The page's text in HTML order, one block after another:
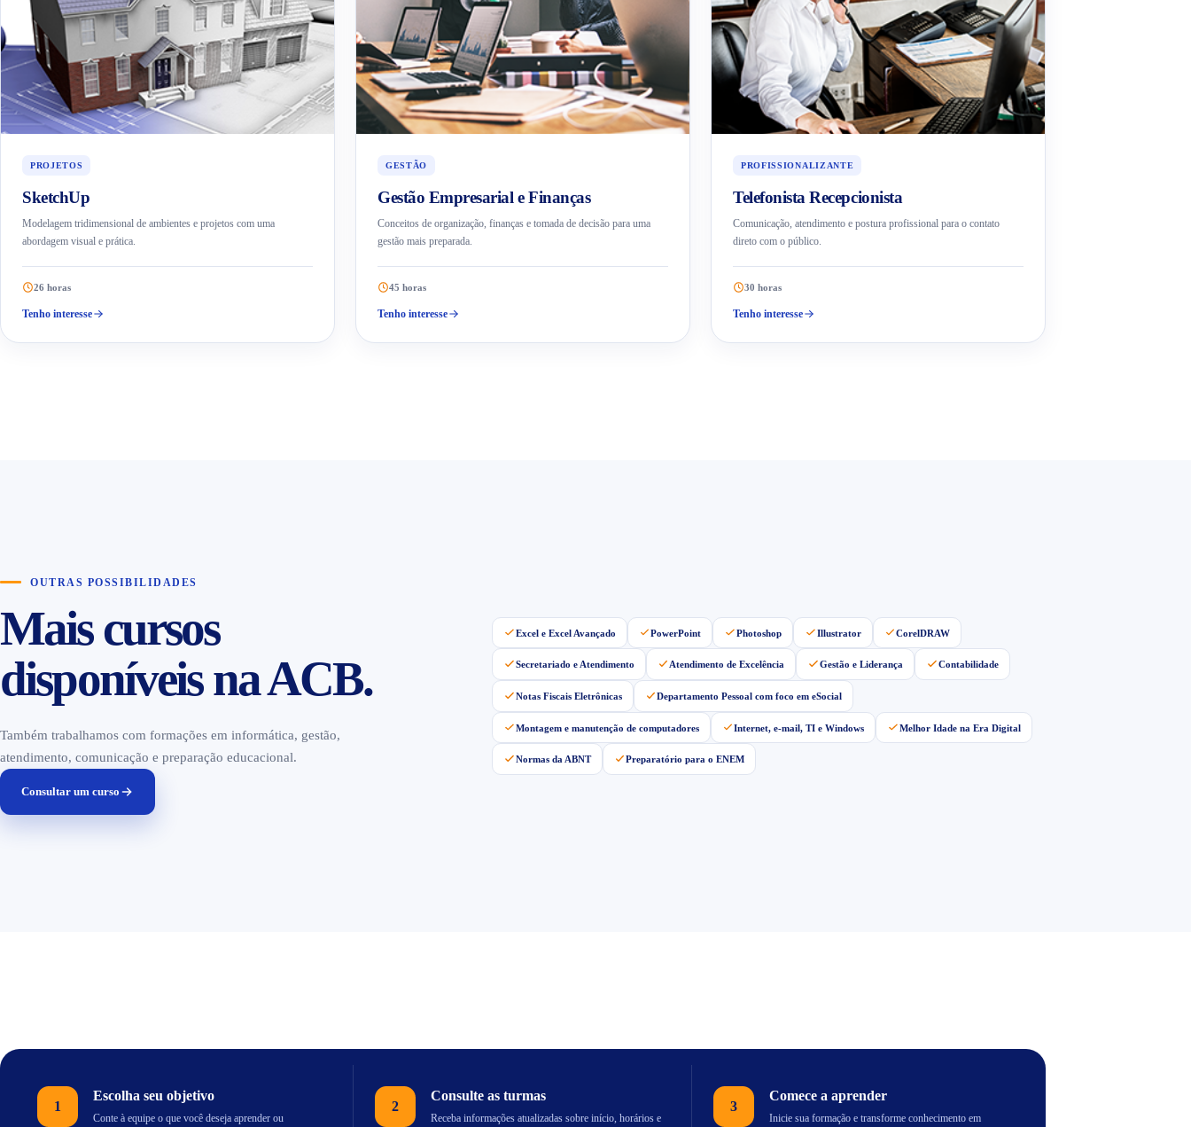
PROJETOS
SketchUp
Modelagem tridimensional de ambientes e projetos com uma
abordagem visual e prática.
26 horas
Tenho interesse
GESTÃO
Gestão Empresarial e Finanças
Conceitos de organização, finanças e tomada de decisão para uma
gestão mais preparada.
45 horas
Tenho interesse
PROFISSIONALIZANTE
Telefonista Recepcionista
Comunicação, atendimento e postura profissional para o contato
direto com o público.
30 horas
Tenho interesse
OUTRAS POSSIBILIDADES
Mais cursos
disponíveis na ACB.
Também trabalhamos com formações em informática, gestão,
atendimento, comunicação e preparação educacional.
Consultar um curso
Excel e Excel Avançado PowerPoint Photoshop Illustrator CorelDRAW
Secretariado e Atendimento Atendimento de Excelência Gestão e Liderança Contabilidade
Notas Fiscais Eletrônicas Departamento Pessoal com foco em eSocial
Montagem e manutenção de computadores Internet, e-mail, TI e Windows Melhor Idade na Era Digital
Normas da ABNT Preparatório para o ENEM
1
Escolha seu objetivo
Conte à equipe o que você deseja aprender ou
2
Consulte as turmas
Receba informações atualizadas sobre início, horários e
3
Comece a aprender
Inicie sua formação e transforme conhecimento em